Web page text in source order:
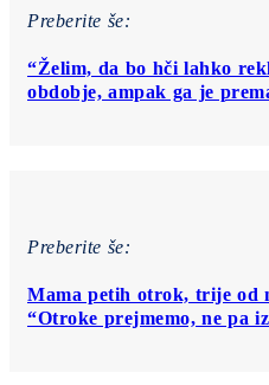
Preberite še:
“Želim, da bo hči lahko
obdobje, ampak ga je
Preberite še:
Mama petih otrok, trije od
“Otroke prejmemo, ne pa